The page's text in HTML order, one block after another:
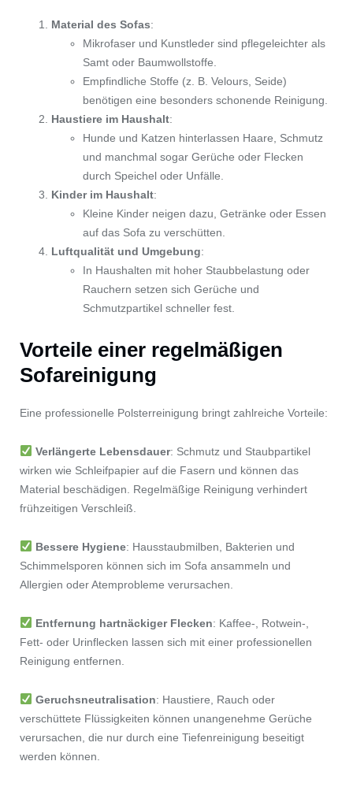
Material des Sofas:
Mikrofaser und Kunstleder sind pflegeleichter als
Samt oder Baumwollstoffe.
Empfindliche Stoffe (z. B. Velours, Seide)
benötigen eine besonders schonende Reinigung.
Haustiere im Haushalt:
Hunde und Katzen hinterlassen Haare, Schmutz
und manchmal sogar Gerüche oder Flecken
durch Speichel oder Unfälle.
Kinder im Haushalt:
Kleine Kinder neigen dazu, Getränke oder Essen
auf das Sofa zu verschütten.
Luftqualität und Umgebung:
In Haushalten mit hoher Staubbelastung oder
Rauchern setzen sich Gerüche und
Schmutzpartikel schneller fest.
Vorteile einer regelmäßigen
Sofareinigung
Eine professionelle Polsterreinigung bringt zahlreiche Vorteile:
Verlängerte Lebensdauer: Schmutz und Staubpartikel
wirken wie Schleifpapier auf die Fasern und können das
Material beschädigen. Regelmäßige Reinigung verhindert
frühzeitigen Verschleiß.
Bessere Hygiene: Hausstaubmilben, Bakterien und
Schimmelsporen können sich im Sofa ansammeln und
Allergien oder Atemprobleme verursachen.
Entfernung hartnäckiger Flecken: Kaffee-, Rotwein-,
Fett- oder Urinflecken lassen sich mit einer professionellen
Reinigung entfernen.
Geruchsneutralisation: Haustiere, Rauch oder
verschüttete Flüssigkeiten können unangenehme Gerüche
verursachen, die nur durch eine Tiefenreinigung beseitigt
werden können.